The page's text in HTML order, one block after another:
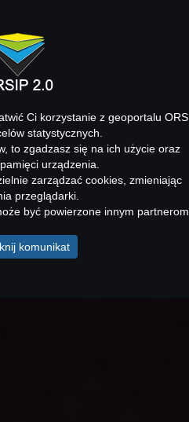
Ci korzystanie z geoportalu
statystycznych.
to zgadzasz się na ich użycie oraz
urządzenia.
zarządzać cookies, zmieniając
przeglądarki.
być powierzone innym
komunikat